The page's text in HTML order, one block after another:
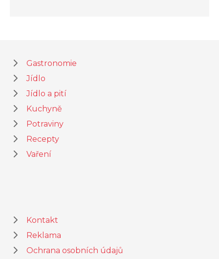
Gastronomie
Jídlo
Jídlo a pití
Kuchyně
Potraviny
Recepty
Vaření
Kontakt
Reklama
Ochrana osobních údajů